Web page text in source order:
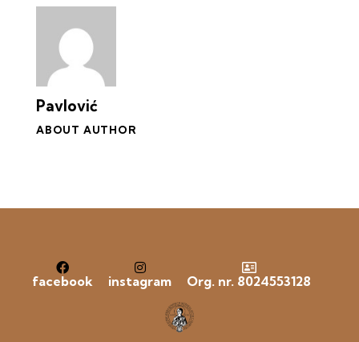
Pavlović
ABOUT AUTHOR
facebook instagram Org. nr. 8024553128